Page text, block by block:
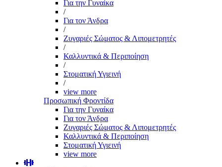
Για την Γυναίκα
/
Για τον Άνδρα
/
Ζυγαριές Σώματος & Λιπομετρητές
/
Καλλυντικά & Περιποίηση
/
Στοματική Υγιεινή
/
view more
Προσωπική Φροντίδα
Για την Γυναίκα
Για τον Άνδρα
Ζυγαριές Σώματος & Λιπομετρητές
Καλλυντικά & Περιποίηση
Στοματική Υγιεινή
view more